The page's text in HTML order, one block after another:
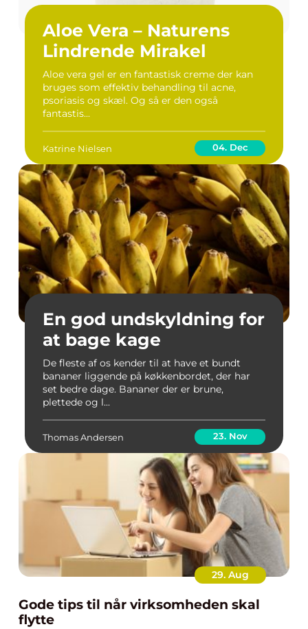
Aloe Vera – Naturens
Lindrende Mirakel
Aloe vera gel er en fantastisk creme der kan
bruges som effektiv behandling til acne,
psoriasis og skæl. Og så er den også
fantastis...
Katrine Nielsen 04. Dec
En god undskyldning for
at bage kage
De fleste af os kender til at have et bundt
bananer liggende på køkkenbordet, der har
set bedre dage. Bananer der er brune,
plettede og l...
Thomas Andersen 23. Nov
29. Aug
Gode tips til når virksomheden skal
flytte